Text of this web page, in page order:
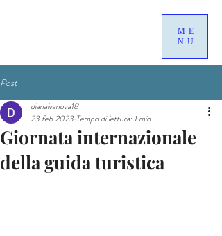
ME
NU
Post
Giornata internazionale
della guida turistica
dianaivanova18
23 feb 2023 Tempo di lettura: 1 min